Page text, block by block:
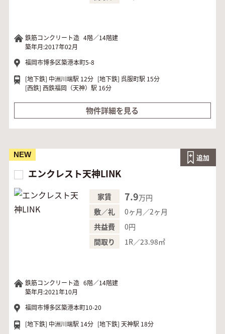
鉄筋コンクリート造 4階／14階建
築年月:2017年02月
福岡市博多区築港本町5-8
[地下鉄] 中洲川端駅 12分 [地下鉄] 呉服町駅 15分
[西鉄] 西鉄福岡（天神）駅 16分
物件詳細を見る
エンクレスト天神LINK
NEW 追加
家賃 7.9万円
敷／礼
0ヶ月／2ヶ月
共益費
0円
間取り
1R／23.98㎡
鉄筋コンクリート造 6階／14階建
築年月:2021年10月
福岡市博多区築港本町10-20
[地下鉄] 中洲川端駅 14分 [地下鉄] 天神駅 18分